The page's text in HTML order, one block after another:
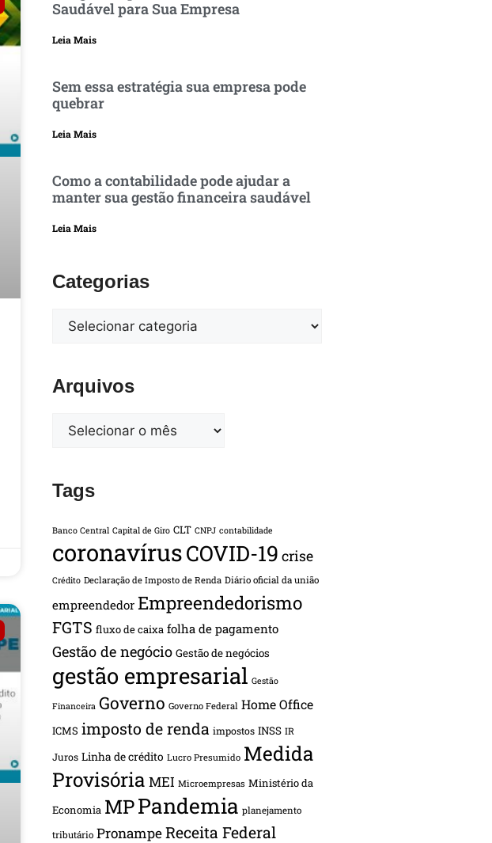
Saudável para Sua Empresa
Leia Mais
Sem essa estratégia sua empresa pode
quebrar
Leia Mais
Como a contabilidade pode ajudar a
manter sua gestão financeira saudável
Leia Mais
Categorias
Arquivos
Tags
Banco Central Capital de Giro CLT CNPJ contabilidade
coronavírusCOVID-19 crise
Crédito Declaração de Imposto de Renda Diário oficial da união
empreendedor Empreendedorismo
FGTS fluxo de caixa folha de pagamento
Gestão de negócio Gestão de negócios
gestão empresarial Gestão
Financeira Governo Governo Federal Home Office
ICMS imposto de renda impostos INSS IR
Juros Linha de crédito Lucro Presumido Medida
Provisória MEI Microempresas Ministério da
Economia MPPandemia planejamento
tributário PronampeReceita Federal